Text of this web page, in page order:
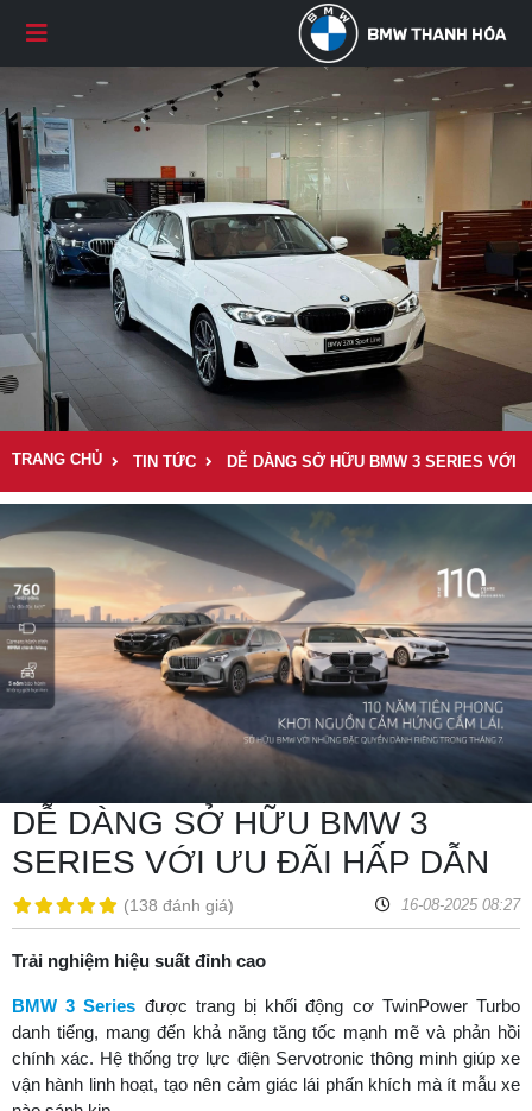
TRANG CHỦ TIN TỨC DỄ DÀNG SỞ HỮU BMW 3 SERIES VỚI
DỄ DÀNG SỞ HỮU BMW 3
SERIES VỚI ƯU ĐÃI HẤP DẪN
(138 đánh giá) 16-08-2025 08:27
Trải nghiệm hiệu suất đỉnh cao
BMW 3 Series được trang bị khối động cơ TwinPower Turbo
danh tiếng, mang đến khả năng tăng tốc mạnh mẽ và phản hồi
chính xác. Hệ thống trợ lực điện Servotronic thông minh giúp xe
vận hành linh hoạt, tạo nên cảm giác lái phấn khích mà ít mẫu xe